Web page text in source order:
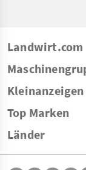
Landwirt.com
Kleinanzeigen
Top Marken
Länder